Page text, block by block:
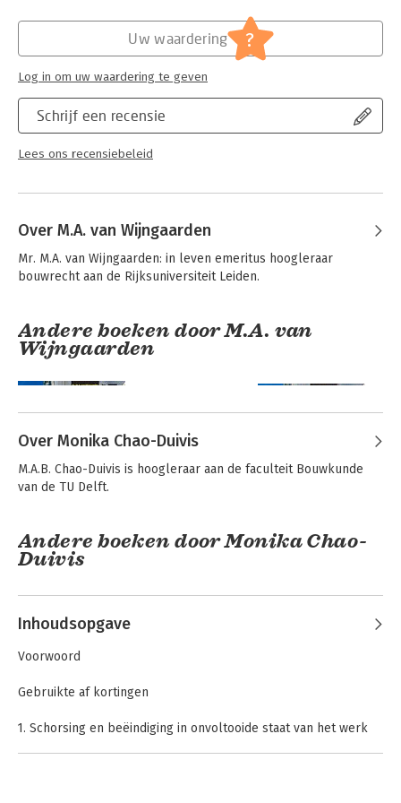
Bouwrecht [aanneming van werk; UAV;
aanbesteding; PPS;
Serie:
Bouw- en Aanbestedingsrecht
Schrijf een recensie
Lees ons recensiebeleid
Uw waardering ?
Log in om uw waardering te geven
Over M.A. van Wijngaarden
Mr. M.A. van Wijngaarden: in leven emeritus hoogleraar
bouwrecht aan de Rijksuniversiteit Leiden.
Andere boeken door M.A. van
Wijngaarden
Over Monika Chao-Duivis
M.A.B. Chao-Duivis is hoogleraar aan de faculteit Bouwkunde
van de TU Delft.
Andere boeken door Monika Chao-
Duivis
Inhoudsopgave
Voorwoord
Gebruikte af kortingen
1. Schorsing en beëindiging in onvoltooide staat van het werk